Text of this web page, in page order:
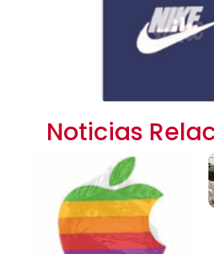
Noticias